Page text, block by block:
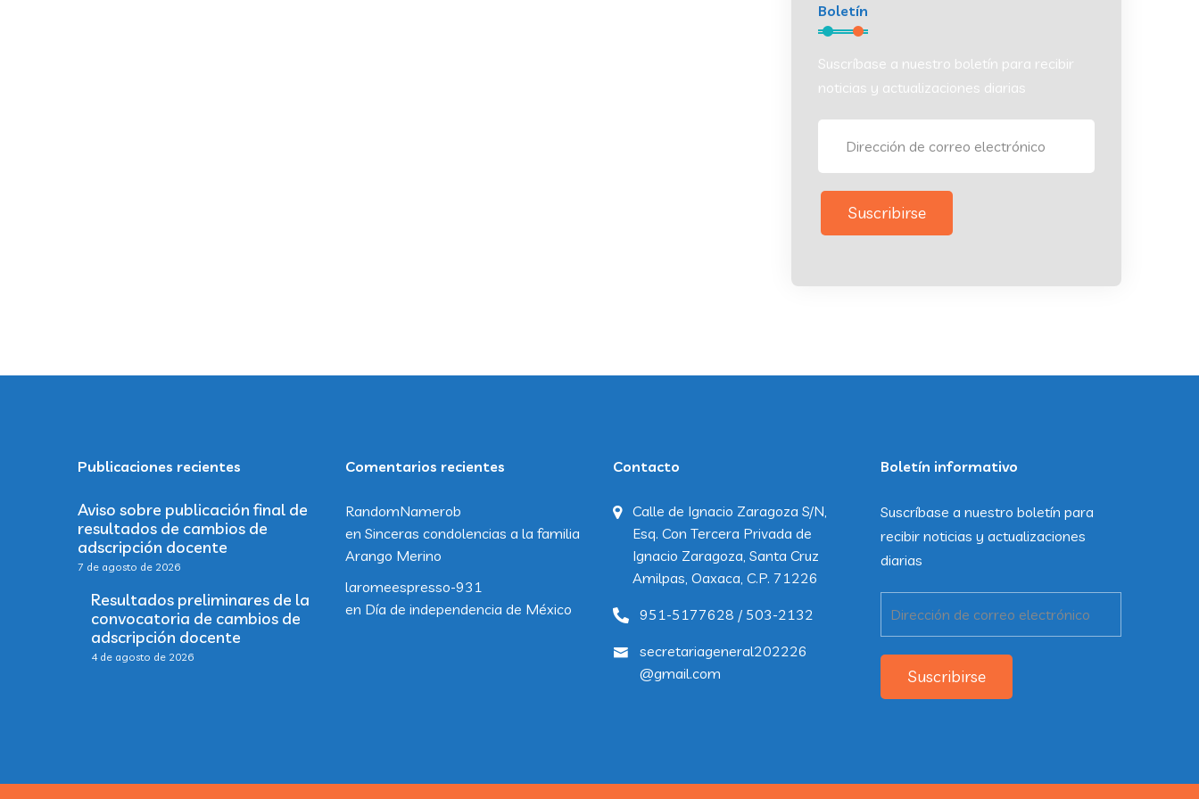
Boletín
Suscríbase a nuestro boletín para recibir
noticias y actualizaciones diarias
Suscribirse
Publicaciones recientes
Aviso sobre publicación final de
resultados de cambios de
adscripción docente
7 de agosto de 2026
Resultados preliminares de la
convocatoria de cambios de
adscripción docente
4 de agosto de 2026
Comentarios recientes
RandomNamerob
en Sinceras condolencias a la familia
Arango Merino
laromeespresso-931
en Día de independencia de México
Contacto
Calle de Ignacio Zaragoza S/N,
Esq. Con Tercera Privada de
Ignacio Zaragoza, Santa Cruz
Amilpas, Oaxaca, C.P. 71226
951-5177628 / 503-2132
secretariageneral202226
@gmail.com
Boletín informativo
Suscríbase a nuestro boletín para
recibir noticias y actualizaciones
diarias
Suscribirse